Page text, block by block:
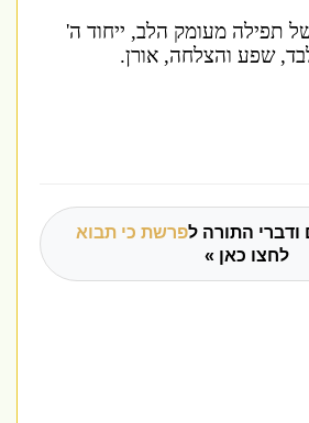
מעומק הלב, ייחוד ה'
שפע והצלחה, אורן.
התורה לפרשת כי תבוא
לחצו כאן »